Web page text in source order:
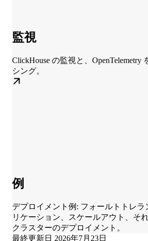
監視
ClickHouse の監視と、OpenTelemetry
シング。
例
デプロイメント例: フォールトトレ
リケーション、スケールアウト、そ
クラスターのデプロイメント。
最終更新日 2026年7月23日